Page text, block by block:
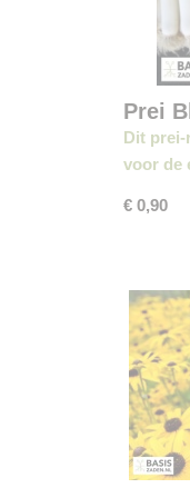
Prei
sel
Dit prei-
voor de
€ 0,90